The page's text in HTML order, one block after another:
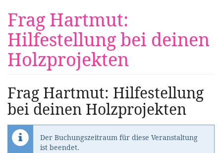
Haupt-
Inhalt
springen
Frag Hartmut:
Hilfestellung bei deinen
Holzprojekten
Frag Hartmut: Hilfestellung
bei deinen Holzprojekten
Der Buchungszeitraum für diese Veranstaltung
ist beendet.